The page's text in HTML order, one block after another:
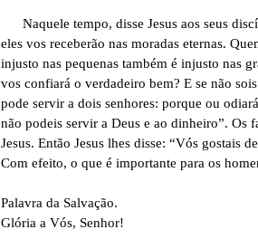
Naquele tempo, disse Jesus aos seus
eles vos receberão nas moradas eternas.
injusto nas pequenas também é injusto nas
vos confiará o verdadeiro bem? E se não
pode servir a dois senhores: porque ou
não podeis servir a Deus e ao dinheiro”. Os
Jesus. Então Jesus lhes disse: “Vós gostais
Com efeito, o que é importante para os
Palavra da Salvação.
Glória a Vós, Senhor!